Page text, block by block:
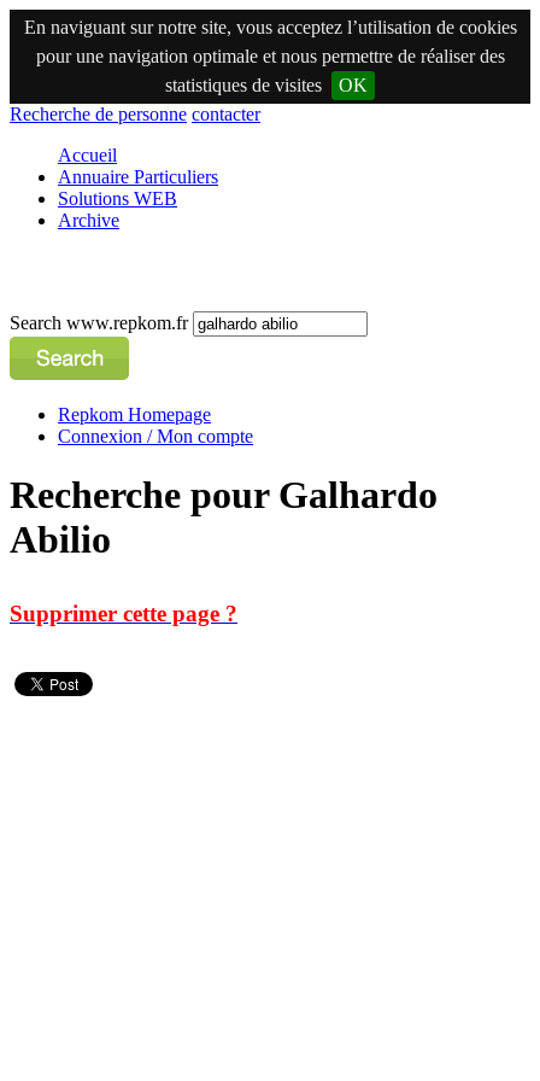
En naviguant sur notre site, vous acceptez l’utilisation de cookies
pour une navigation optimale et nous permettre de réaliser des
statistiques de visites
OK
Recherche de personne contacter
Accueil
Annuaire Particuliers
Solutions WEB
Archive
Search www.repkom.fr
Repkom Homepage
Connexion / Mon compte
Recherche pour Galhardo
Abilio
Supprimer cette page ?